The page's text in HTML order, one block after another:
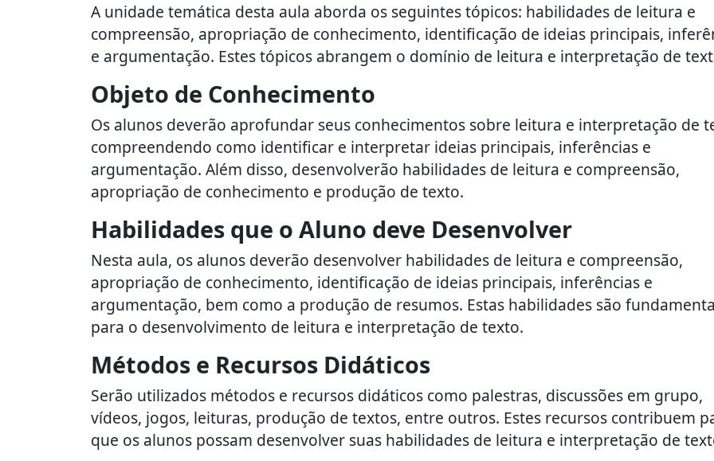
A unidade temática desta aula aborda os seguintes tópicos: habilidades de leitura e
compreensão, apropriação de conhecimento, identificação de ideias principais,
e argumentação. Estes tópicos abrangem o domínio de leitura e interpretação de
Objeto de Conhecimento
Os alunos deverão aprofundar seus conhecimentos sobre leitura e interpretação de
compreendendo como identificar e interpretar ideias principais, inferências e
argumentação. Além disso, desenvolverão habilidades de leitura e compreensão,
apropriação de conhecimento e produção de texto.
Habilidades que o Aluno deve Desenvolver
Nesta aula, os alunos deverão desenvolver habilidades de leitura e compreensão,
apropriação de conhecimento, identificação de ideias principais, inferências e
argumentação, bem como a produção de resumos. Estas habilidades são
para o desenvolvimento de leitura e interpretação de texto.
Métodos e Recursos Didáticos
Serão utilizados métodos e recursos didáticos como palestras, discussões em grupo,
vídeos, jogos, leituras, produção de textos, entre outros. Estes recursos contribuem
que os alunos possam desenvolver suas habilidades de leitura e interpretação de